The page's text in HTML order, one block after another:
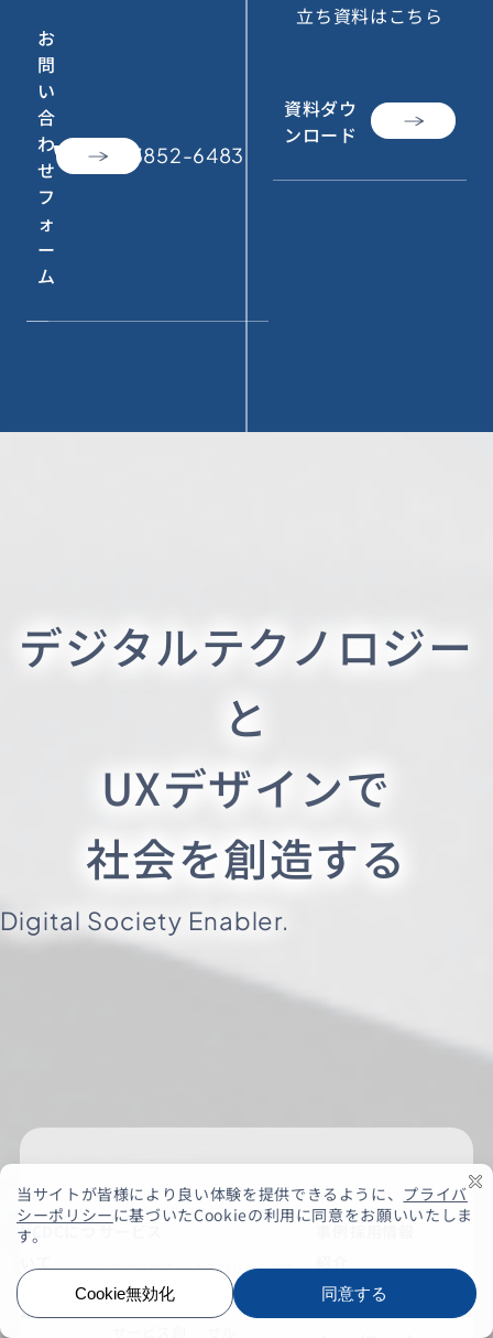
お
問
い
合
わ
せ
フ
ォ
ー
ム
call 050-3852-6483
立ち資料はこちら
資料ダウ
ンロード
デジタルテクノロジー
と
UXデザインで
社会を創造する
Digital Society Enabler.
NCDCにつ
企業情報
サービス
目的から探す
新規事業・
カテゴリから探す
IT戦略・ITコン
事例
ログ